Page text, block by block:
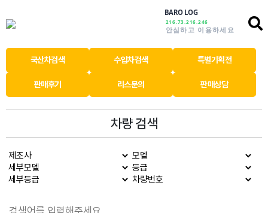
국산차검색 수입차검색 특별기획전
판매후기 리스문의 판매상담
차량 검색
BARO LOG
216.73.216.246
안심하고 이용하세요